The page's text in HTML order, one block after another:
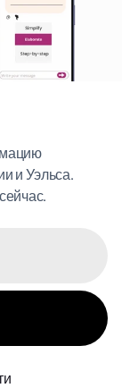
и Уэльса.